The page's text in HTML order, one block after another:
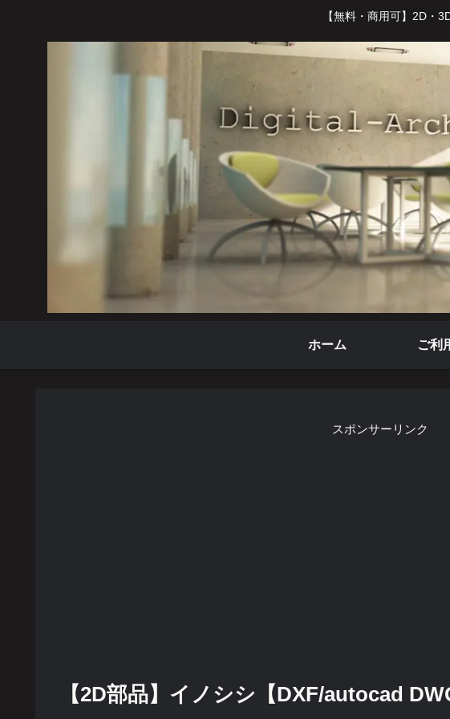
【無料・商用可】2D・
ホーム ご利
スポンサーリンク
【2D部品】イノシシ【DXF/autocad